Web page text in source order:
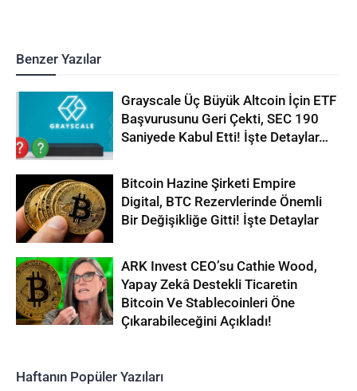
Benzer Yazılar
Grayscale Üç Büyük Altcoin İçin ETF
Başvurusunu Geri Çekti, SEC 190
Saniyede Kabul Etti! İşte Detaylar…
Bitcoin Hazine Şirketi Empire
Digital, BTC Rezervlerinde Önemli
Bir Değişikliğe Gitti! İşte Detaylar
ARK Invest CEO’su Cathie Wood,
Yapay Zekâ Destekli Ticaretin
Bitcoin Ve Stablecoinleri Öne
Çıkarabileceğini Açıkladı!
Haftanın Popüler Yazıları